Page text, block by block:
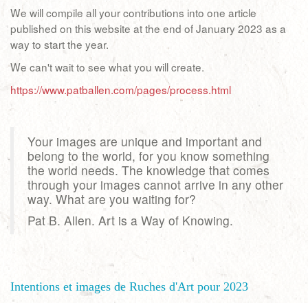
We will compile all your contributions into one article
published on this website at the end of January 2023 as a
way to start the year.
We can't wait to see what you will create.
https://www.patballen.com/pages/process.html
Your images are unique and important and
belong to the world, for you know something
the world needs. The knowledge that comes
through your images cannot arrive in any other
way. What are you waiting for?
Pat B. Allen. Art is a Way of Knowing.
Intentions et images de Ruches d'Art pour 2023